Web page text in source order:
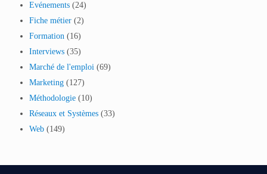
Evénements (24)
Fiche métier (2)
Formation (16)
Interviews (35)
Marché de l'emploi (69)
Marketing (127)
Méthodologie (10)
Réseaux et Systèmes (33)
Web (149)